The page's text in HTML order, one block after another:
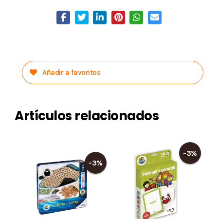
Añadir a favoritos
Artículos relacionados
-3%
-3%